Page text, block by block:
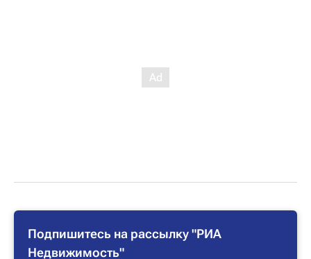
Подпишитесь на рассылку "РИА
Недвижимость"